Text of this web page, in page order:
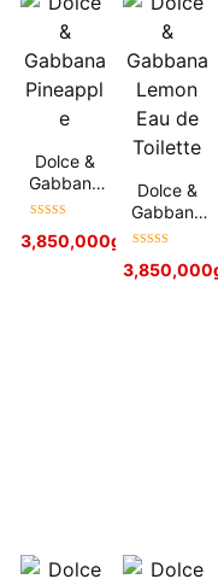
Dolce &
Gabbana
Pineapple
hạng5sao 4,300,000
3,850,000₫
Dolce &
Gabbana
Lemon Eau
hạng5sao
3,850,000₫